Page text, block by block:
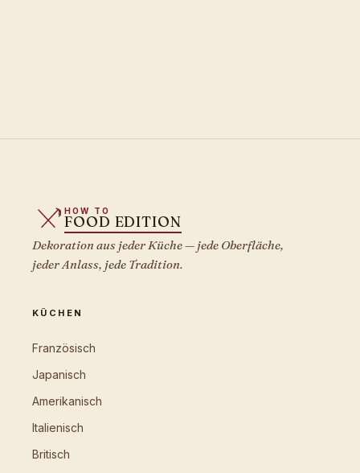
HOW TO
FOOD EDITION
Dekoration aus jeder Küche — jede Oberfläche,
jeder Anlass, jede Tradition.
KÜCHEN
Französisch
Japanisch
Amerikanisch
Italienisch
Britisch